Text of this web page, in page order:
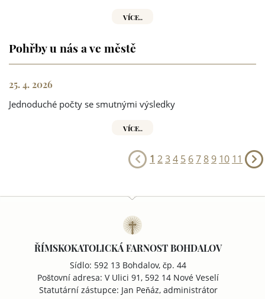
VÍCE..
Pohřby u nás a ve městě
25. 4. 2026
Jednoduché počty se smutnými výsledky
VÍCE..
1 234 5 67 8 9 10 11
ŘÍMSKOKATOLICKÁ FARNOST BOHDALOV
Sídlo: 592 13 Bohdalov, čp. 44
Poštovní adresa: V Ulici 91, 592 14 Nové Veselí
Statutární zástupce: Jan Peňáz, administrátor